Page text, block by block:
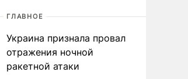
ГЛАВНОЕ
Украина признала провал
отражения ночной
ракетной атаки